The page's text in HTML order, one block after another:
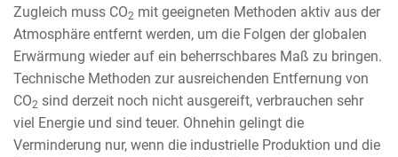
Zugleich muss CO2 mit geeigneten Methoden aktiv aus der
Atmosphäre entfernt werden, um die Folgen der globalen
Erwärmung wieder auf ein beherrschbares Maß zu bringen.
Technische Methoden zur ausreichenden Entfernung von
CO2 sind derzeit noch nicht ausgereift, verbrauchen sehr
viel Energie und sind teuer. Ohnehin gelingt die
Verminderung nur, wenn die industrielle Produktion und die